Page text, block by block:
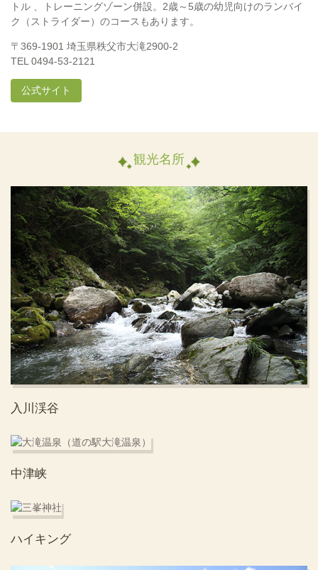
トル 、トレーニングゾーン併設。2歳～5歳の幼児向けのランバイ
ク（ストライダー）のコースもあります。
〒369-1901 埼玉県秩父市大滝2900-2
TEL 0494-53-2121
公式サイト
観光名所
入川渓谷
中津峡
ハイキング